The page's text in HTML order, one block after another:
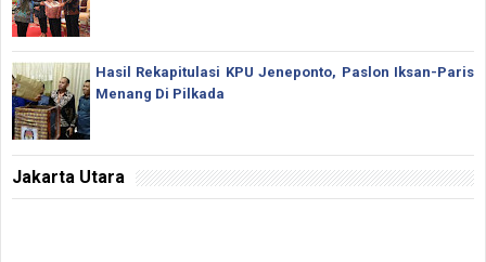
Hasil Rekapitulasi KPU Jeneponto, Paslon Iksan-Paris
Menang Di Pilkada
Jakarta Utara